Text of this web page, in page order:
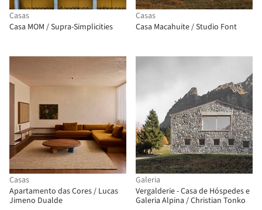
Casas
Casa MOM / Supra-Simplicities
Casas
Casa Macahuite / Studio Font
Casas
Apartamento das Cores / Lucas
Jimeno Dualde
Galeria
Vergalderie - Casa de Hóspedes e
Galeria Alpina / Christian Tonko